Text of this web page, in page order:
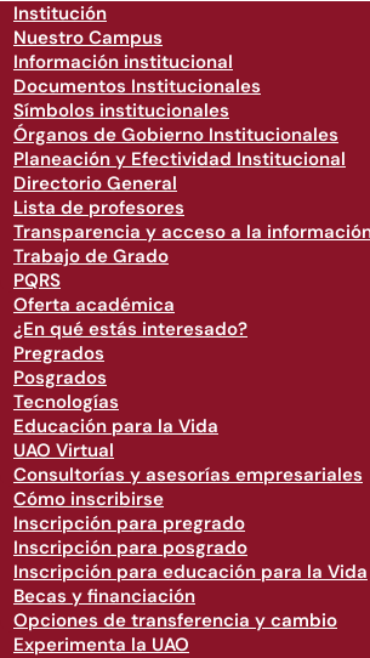
Institución
Nuestro Campus
Información institucional
Documentos Institucionales
Símbolos institucionales
Órganos de Gobierno Institucionales
Planeación y Efectividad Institucional
Directorio General
Lista de profesores
Transparencia y acceso a la
Trabajo de Grado
PQRS
Oferta académica
¿En qué estás interesado?
Pregrados
Posgrados
Tecnologías
Educación para la Vida
UAO Virtual
Consultorías y asesorías empresariales
Cómo inscribirse
Inscripción para pregrado
Inscripción para posgrado
Inscripción para educación para la Vida
Becas y financiación
Opciones de transferencia y cambio
Experimenta la UAO